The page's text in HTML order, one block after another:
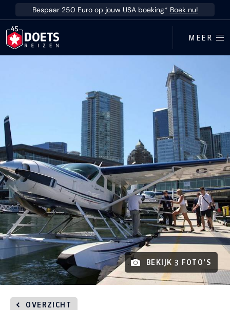
Ga direct naar inhoud
Bespaar 250 Euro op jouw USA boeking* Boek nu!
MEER
BEKIJK 3 FOTO'S
OVERZICHT